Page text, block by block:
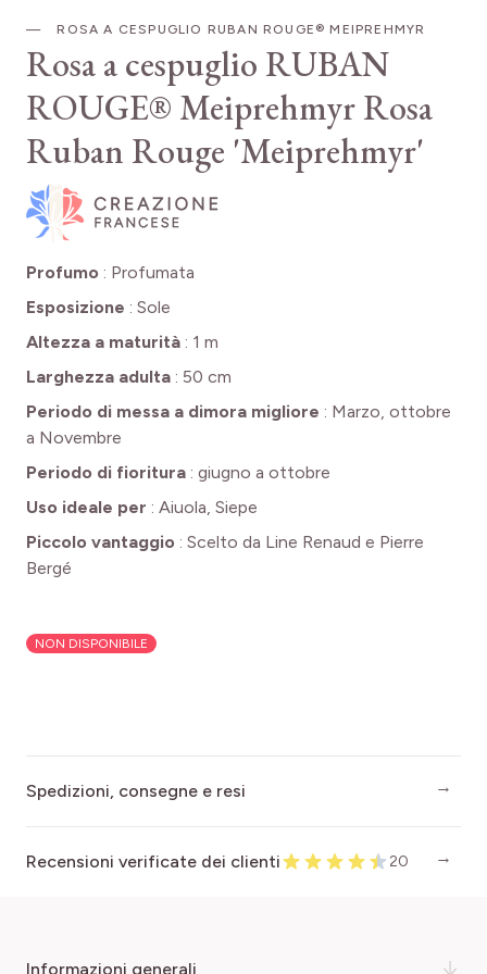
ROSA A CESPUGLIO RUBAN ROUGE® MEIPREHMYR
Rosa a cespuglio RUBAN
ROUGE® MeiprehmyrRosa
Ruban Rouge 'Meiprehmyr'
Profumo : Profumata
Esposizione : Sole
Altezza a maturità : 1 m
Larghezza adulta : 50 cm
Periodo di messa a dimora migliore : Marzo, ottobre
a Novembre
Periodo di fioritura : giugno a ottobre
Uso ideale per : Aiuola, Siepe
Piccolo vantaggio : Scelto da Line Renaud e Pierre
Bergé
NON DISPONIBILE
Spedizioni, consegne e resi
Recensioni verificate dei clienti 20
informazioni generali